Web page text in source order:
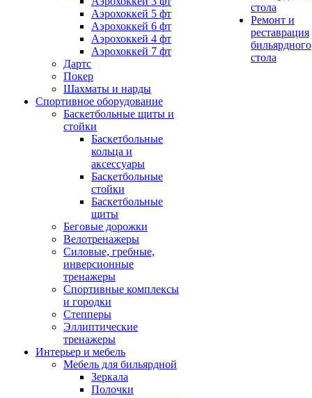
Аэрохоккей 5 фт
Аэрохоккей 6 фт
Аэрохоккей 4 фт
Аэрохоккей 7 фт
Дартс
Покер
Шахматы и нарды
Спортивное оборудование
Баскетбольные щиты и
стойки
Баскетбольные
кольца и
аксессуары
Баскетбольные
стойки
Баскетбольные
щиты
Беговые дорожки
Велотренажеры
Силовые, гребные,
инверсионные
тренажеры
Спортивные комплексы
и городки
Степперы
Эллиптические
тренажеры
Интерьер и мебель
Мебель для бильярдной
Зеркала
Полочки
стола
Ремонт и
реставрация
бильярдного
стола